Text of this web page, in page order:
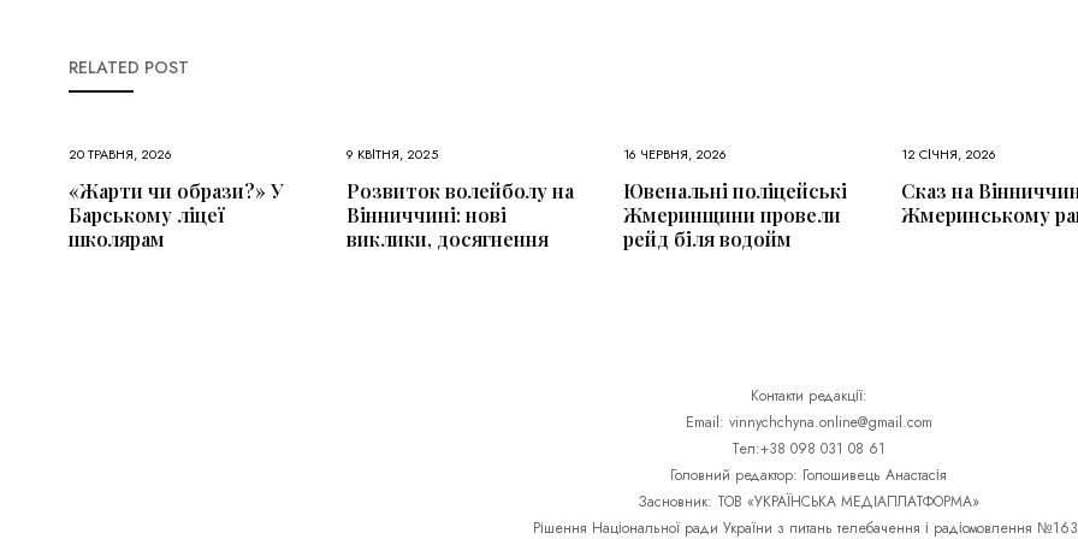
RELATED POST
20 ТРАВНЯ, 2026
«Жарти чи образи?» У
Барському ліцеї
школярам
9 КВІТНЯ, 2025
Розвиток волейболу на
Вінниччині: нові
виклики, досягнення
16 ЧЕРВНЯ, 2026
Ювенальні поліцейські
Жмеринщини провели
рейд біля водойм
12 СІЧНЯ, 2026
Сказ на
Жмеринському
Контакти редакції:
Email: vinnychchyna.online@gmail.com
Тел:+38 098 031 08 61
Головний редактор: Голошивець Анастасія
Засновник: ТОВ «УКРАЇНСЬКА МЕДІАПЛАТФОРМА»
Рішення Національної ради України з питань телебачення і радіомовлення